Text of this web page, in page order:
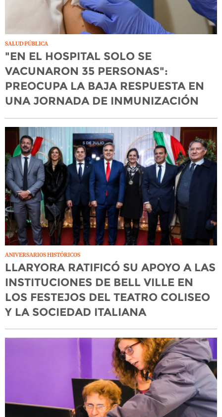
SALUD PÚBLICA
"EN EL HOSPITAL SOLO SE
VACUNARON 35 PERSONAS":
PREOCUPA LA BAJA RESPUESTA EN
UNA JORNADA DE INMUNIZACIÓN
ANIVERSARIOS HISTÓRICOS
LLARYORA RATIFICÓ SU APOYO A LAS
INSTITUCIONES DE BELL VILLE EN
LOS FESTEJOS DEL TEATRO COLISEO
Y LA SOCIEDAD ITALIANA